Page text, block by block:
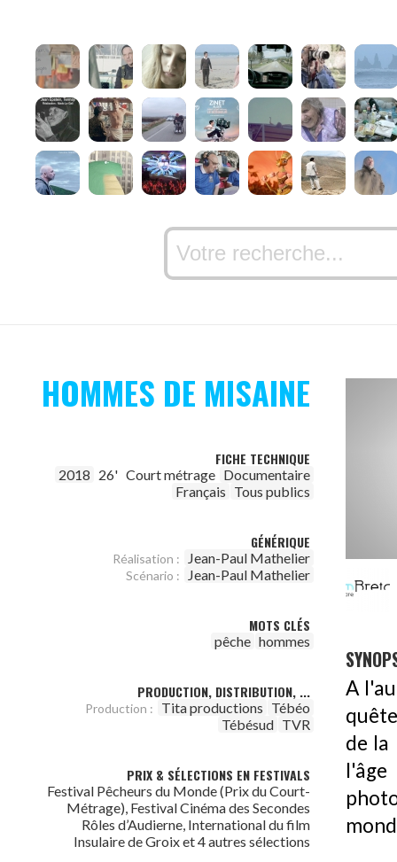
HOMMES DE MISAINE
FICHE TECHNIQUE
2018 26' Court métrage Documentaire
Français Tous publics
GÉNÉRIQUE
Réalisation : Jean-Paul Mathelier
Scénario : Jean-Paul Mathelier
MOTS CLÉS
pêche hommes
PRODUCTION, DISTRIBUTION, ...
Production : Tita productions Tébéo
Tébésud TVR
PRIX & SÉLECTIONS EN FESTIVALS
Festival Pêcheurs du Monde (Prix du Court-
Métrage), Festival Cinéma des Secondes
Rôles d’Audierne, International du film
Insulaire de Groix et 4 autres sélections
A
de la